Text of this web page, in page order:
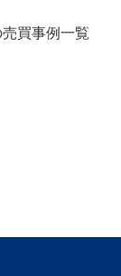
売買事例一覧